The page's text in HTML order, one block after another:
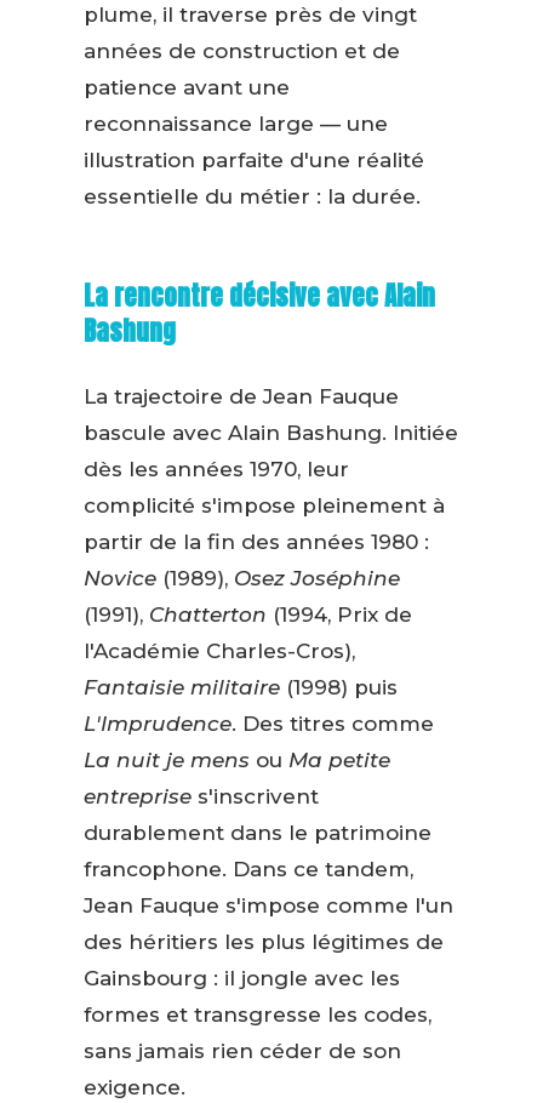
plume, il traverse près de vingt
années de construction et de
patience avant une
reconnaissance large — une
illustration parfaite d'une réalité
essentielle du métier : la durée.
La rencontre décisive avec Alain
Bashung
La trajectoire de Jean Fauque
bascule avec Alain Bashung. Initiée
dès les années 1970, leur
complicité s'impose pleinement à
partir de la fin des années 1980 :
Novice(1989), Osez Joséphine
(1991), Chatterton (1994, Prix de
l'Académie Charles-Cros),
Fantaisie militaire(1998) puis
L'Imprudence. Des titres comme
La nuit je mens ou Ma petite
entreprises'inscrivent
durablement dans le patrimoine
francophone. Dans ce tandem,
Jean Fauque s'impose comme l'un
des héritiers les plus légitimes de
Gainsbourg : il jongle avec les
formes et transgresse les codes,
sans jamais rien céder de son
exigence.